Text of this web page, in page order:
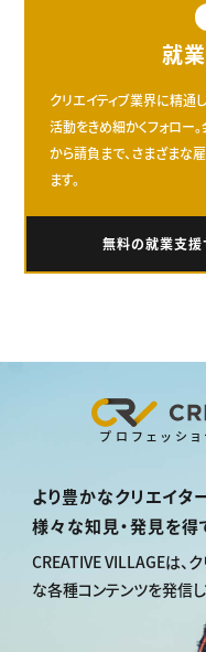
就
クリエイティブ業界に精通
活動をきめ細かくフォロー
から請負まで、さまざま
ます。
無料の就業支援
プロフェッシ
より豊かなクリエイタ
様々な知見・発見を得
CREATIVE VILLAGEは、
な各種コンテンツを発信し